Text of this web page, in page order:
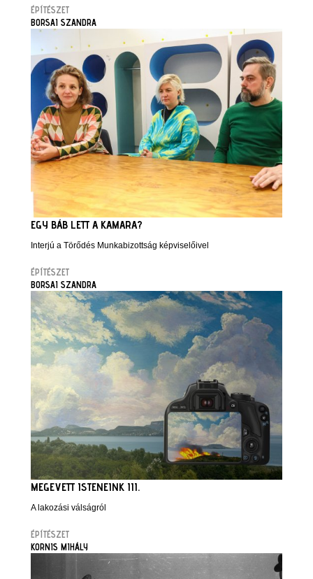
ÉPÍTÉSZET
BORSAI SZANDRA
EGY BÁB LETT A KAMARA?
Interjú a Törődés Munkabizottság képviselőivel
ÉPÍTÉSZET
BORSAI SZANDRA
MEGEVETT ISTENEINK III.
A lakozási válságról
ÉPÍTÉSZET
KORNIS MIHÁLY